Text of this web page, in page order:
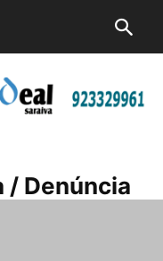
/ Denúncia